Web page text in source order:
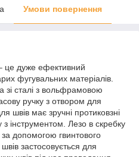
Умови повернення
це дуже ефективний
фугувальних матеріалів.
зі сталі з вольфрамовою
ручку з отвором для
швів має зручні протиковзні
інструментом. Лезо в скребку
за допомогою гвинтового
застосовується для